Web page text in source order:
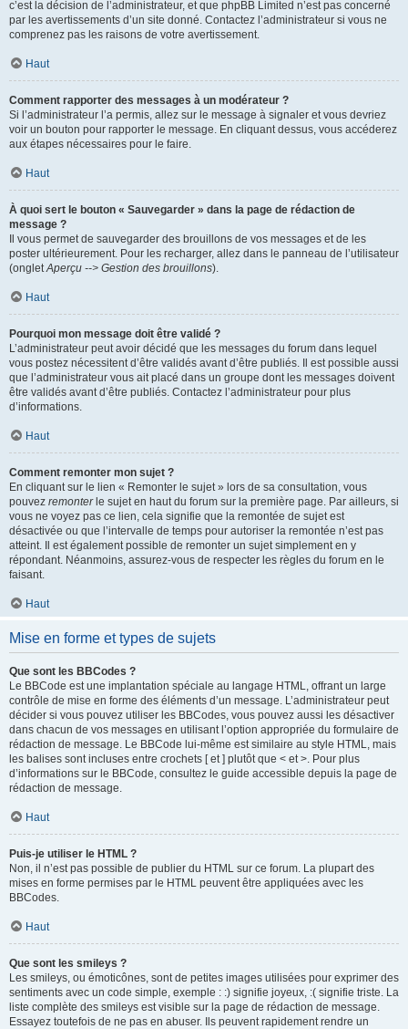
c’est la décision de l’administrateur, et que phpBB Limited n’est pas concerné
par les avertissements d’un site donné. Contactez l’administrateur si vous ne
comprenez pas les raisons de votre avertissement.
Haut
Comment rapporter des messages à un modérateur ?
Si l’administrateur l’a permis, allez sur le message à signaler et vous devriez
voir un bouton pour rapporter le message. En cliquant dessus, vous accéderez
aux étapes nécessaires pour le faire.
Haut
À quoi sert le bouton « Sauvegarder » dans la page de rédaction de
message ?
Il vous permet de sauvegarder des brouillons de vos messages et de les
poster ultérieurement. Pour les recharger, allez dans le panneau de l’utilisateur
(ongletAperçu --> Gestion des brouillons).
Haut
Pourquoi mon message doit être validé ?
L’administrateur peut avoir décidé que les messages du forum dans lequel
vous postez nécessitent d’être validés avant d’être publiés. Il est possible aussi
que l’administrateur vous ait placé dans un groupe dont les messages doivent
être validés avant d’être publiés. Contactez l’administrateur pour plus
d’informations.
Haut
Comment remonter mon sujet ?
En cliquant sur le lien « Remonter le sujet » lors de sa consultation, vous
pouvez remonterle sujet en haut du forum sur la première page. Par ailleurs, si
vous ne voyez pas ce lien, cela signifie que la remontée de sujet est
désactivée ou que l’intervalle de temps pour autoriser la remontée n’est pas
atteint. Il est également possible de remonter un sujet simplement en y
répondant. Néanmoins, assurez-vous de respecter les règles du forum en le
faisant.
Haut
Mise en forme et types de sujets
Que sont les BBCodes ?
Le BBCode est une implantation spéciale au langage HTML, offrant un large
contrôle de mise en forme des éléments d’un message. L’administrateur peut
décider si vous pouvez utiliser les BBCodes, vous pouvez aussi les désactiver
dans chacun de vos messages en utilisant l’option appropriée du formulaire de
rédaction de message. Le BBCode lui-même est similaire au style HTML, mais
les balises sont incluses entre crochets [ et ] plutôt que < et >. Pour plus
d’informations sur le BBCode, consultez le guide accessible depuis la page de
rédaction de message.
Haut
Puis-je utiliser le HTML ?
Non, il n’est pas possible de publier du HTML sur ce forum. La plupart des
mises en forme permises par le HTML peuvent être appliquées avec les
BBCodes.
Haut
Que sont les smileys ?
Les smileys, ou émoticônes, sont de petites images utilisées pour exprimer des
sentiments avec un code simple, exemple : :) signifie joyeux, :( signifie triste. La
liste complète des smileys est visible sur la page de rédaction de message.
Essayez toutefois de ne pas en abuser. Ils peuvent rapidement rendre un